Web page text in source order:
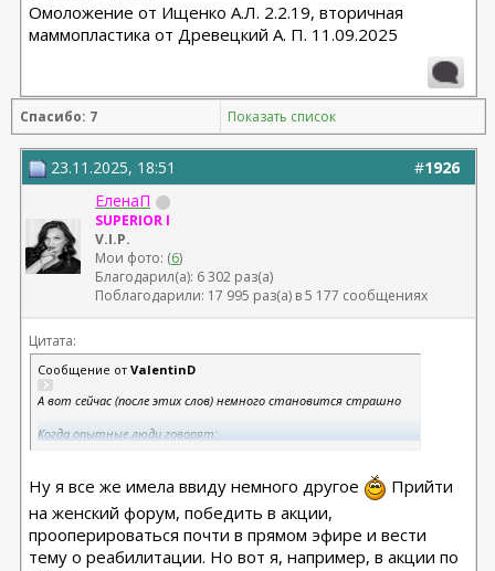
Омоложение от Ищенко А.Л. 2.2.19, вторичная
маммопластика от Древецкий А. П. 11.09.2025
Спасибо: 7 Показать список
#1926
23.11.2025, 18:51
ЕленаП
SUPERIOR I
V.I.P.
Мои фото: (6)
Благодарил(а): 6 302 раз(а)
Поблагодарили: 17 995 раз(а) в 5 177 сообщениях
Цитата:
Сообщение отValentinD
А вот сейчас (после этих слов) немного становится страшно
Когда опытные люди говорят:
Думаешь, что твои действия - это "Слабоумие и отвага"!
И закрадывается мысль: "А может, я чего-то не знаю..."
Наверняка не знаю. Но отзывы об Андрее Станиславовиче и
Ну я все же имела ввиду немного другое
Прийти
на женский форум, победить в акции,
прооперироваться почти в прямом эфире и вести
тему о реабилитации. Но вот я, например, в акции по